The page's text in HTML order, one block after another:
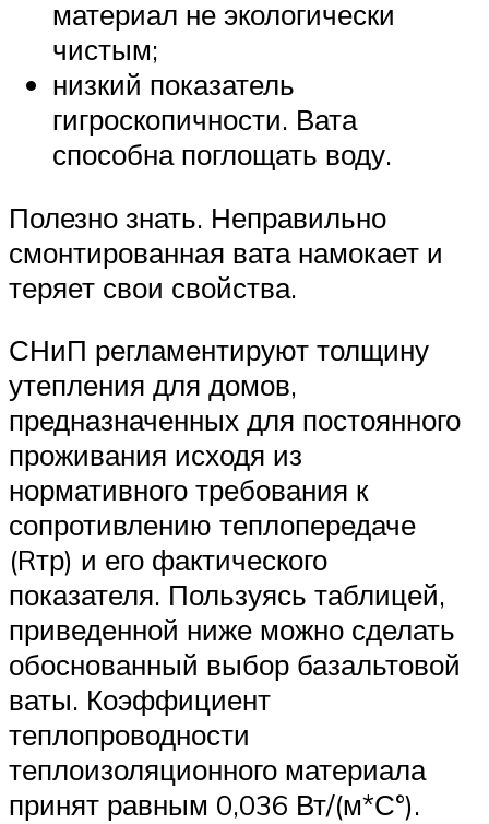
материал не экологически
чистым;
низкий показатель
гигроскопичности. Вата
способна поглощать воду.
Полезно знать. Неправильно
смонтированная вата намокает и
теряет свои свойства.
СНиП регламентируют толщину
утепления для домов,
предназначенных для постоянного
проживания исходя из
нормативного требования к
сопротивлению теплопередаче
(Rтр) и его фактического
показателя. Пользуясь таблицей,
приведенной ниже можно сделать
обоснованный выбор базальтовой
ваты. Коэффициент
теплопроводности
теплоизоляционного материала
принят равным 0,036 Вт/(м*С°).